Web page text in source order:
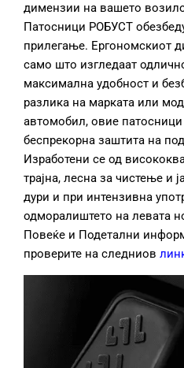
димензии на вашето
Патосници РОБУСТ
прилегање. Ергономскиот
само што изгледаат
максимална удобност и
разлика на марката или
автомобил, овие патосници
беспрекорна заштита на
Изработени се од
трајна, лесна за чистење и
дури и при интензивна
одморалиштето на левата
Повеќе и Подетални
проверите на следниов